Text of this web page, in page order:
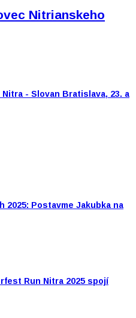
Nitrianskeho
- Slovan Bratislava, 23. a
2025: Postavme Jakubka na
Run Nitra 2025 spojí